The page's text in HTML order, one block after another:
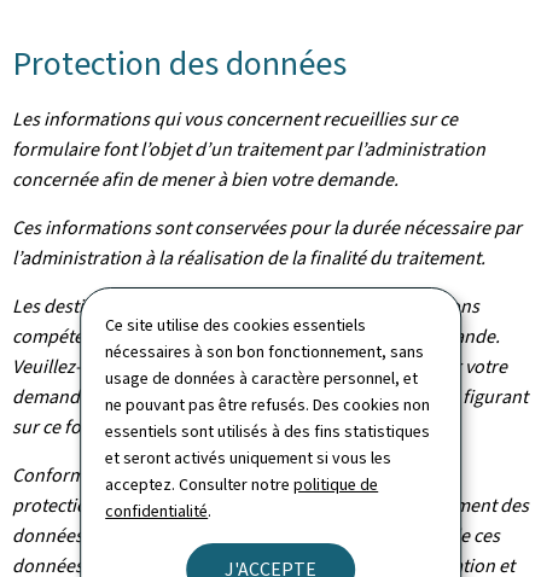
Ce site utilise des cookies essentiels
nécessaires à son bon fonctionnement, sans
usage de données à caractère personnel, et
ne pouvant pas être refusés. Des cookies non
essentiels sont utilisés à des fins statistiques
et seront activés uniquement si vous les
acceptez. Consulter notrepolitique de
confidentialité.
J'ACCEPTE
Protection des données
Les informations qui vous concernent recueillies sur ce
formulaire font l’objet d’un traitement par l’administration
concernée afin de mener à bien votre demande.
Ces informations sont conservées pour la durée nécessaire par
l’administration à la réalisation de la finalité du traitement.
Les destinataires de vos données sont les administrations
compétentes dans le cadre du traitement de votre demande.
Veuillez-vous adresser à l’administration concernée par votre
demande pour connaître les destinataires des données figurant
sur ce formulaire.
Conformément au règlement (UE) 2016/679 relatif à la
protection des personnes physiques à l'égard du traitement des
données à caractère personnel et à la libre circulation de ces
données, vous bénéficiez d’un droit d’accès, de rectification et